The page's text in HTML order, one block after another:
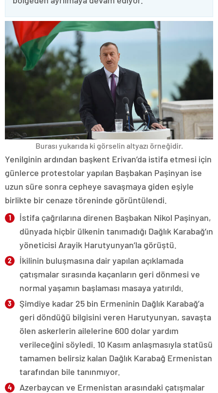
Burası yukarıda ki görselin altyazı örneğidir.
Yenilginin ardından başkent Erivan’da istifa etmesi için
günlerce protestolar yapılan Başbakan Paşinyan ise
uzun süre sonra cepheye savaşmaya giden eşiyle
birlikte bir cenaze töreninde görüntülendi.
İstifa çağrılarına direnen Başbakan Nikol Paşinyan,
dünyada hiçbir ülkenin tanımadığı Dağlık Karabağ’ın
yöneticisi Arayik Harutyunyan’la görüştü.
İkilinin buluşmasına dair yapılan açıklamada
çatışmalar sırasında kaçanların geri dönmesi ve
normal yaşamın başlaması masaya yatırıldı.
Şimdiye kadar 25 bin Ermeninin Dağlık Karabağ’a
geri döndüğü bilgisini veren Harutyunyan, savaşta
ölen askerlerin ailelerine 600 dolar yardım
verileceğini söyledi. 10 Kasım anlaşmasıyla statüsü
tamamen belirsiz kalan Dağlık Karabağ Ermenistan
tarafından bile tanınmıyor.
Azerbaycan ve Ermenistan arasındaki çatışmalar